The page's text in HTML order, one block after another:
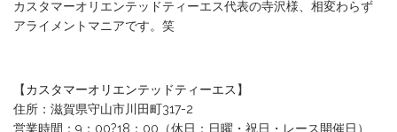
カスタマーオリエンテッドティーエス代表の寺沢様、相変わらず
アライメントマニアです。笑
【カスタマーオリエンテッドティーエス 】
住所：滋賀県守山市川田町317-2
営業時間：9：00?18：00（休日：日曜・祝日・レース開催日）